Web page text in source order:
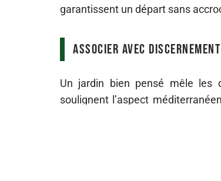
garantissent un départ sans
Associer avec discernement
Un jardin bien pensé mêle les
soulignent l’aspect